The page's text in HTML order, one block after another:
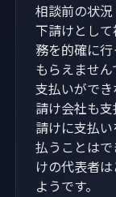
相談前の状況
下請けとし
務を的確に
もらえませ
支払いがで
請け会社も
請けに支払
払うことは
けの代表者
ようです。